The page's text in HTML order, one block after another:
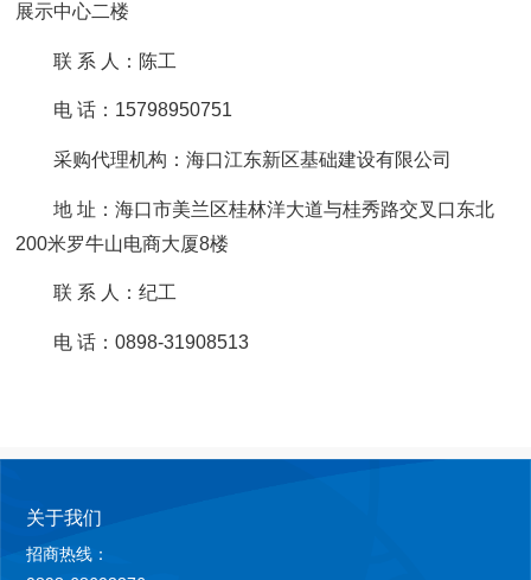
展示中心二楼
联 系 人：陈工
电 话：15798950751
采购代理机构：海口江东新区基础建设有限公司
地 址：海口市美兰区桂林洋大道与桂秀路交叉口东北
200米罗牛山电商大厦8楼
联 系 人：纪工
电 话：0898-31908513
关于我们
招商热线：